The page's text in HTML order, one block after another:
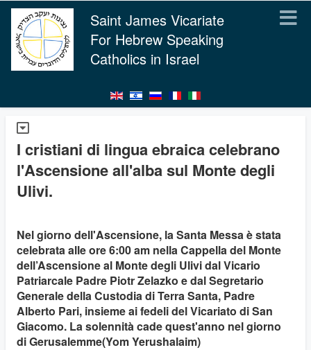
Saint James Vicariate
For Hebrew Speaking
Catholics in Israel
I cristiani di lingua ebraica celebrano
l'Ascensione all'alba sul Monte degli
Ulivi.
Nel giorno dell'Ascensione, la Santa Messa è stata
celebrata alle ore 6:00 am nella Cappella del Monte
dell’Ascensione al Monte degli Ulivi dal Vicario
Patriarcale Padre Piotr Zelazko e dal Segretario
Generale della Custodia di Terra Santa, Padre
Alberto Pari, insieme ai fedeli del Vicariato di San
Giacomo. La solennità cade quest'anno nel giorno
di Gerusalemme(Yom Yerushalaim)